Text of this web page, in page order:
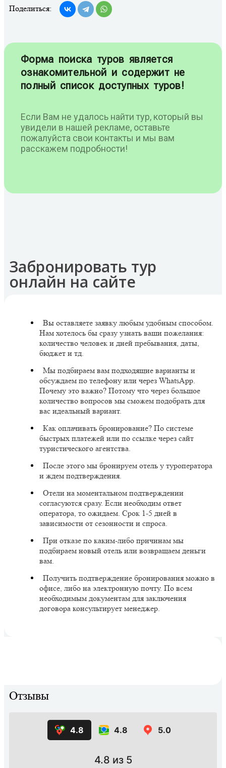
Поделиться:
Форма поиска туров является
ознакомительной и содержит не
полный список доступных туров!
Если Вам не удалось найти тур, который вы
увидели в нашей рекламе, оставьте
пожалуйста свои контакты и мы вам
расскажем подробности!
Забронировать тур
онлайн на сайте
Вы оставляете заявку любым удобным способом.
Нам хотелось бы сразу узнать ваши пожелания:
количество человек и дней пребывания, даты,
бюджет и тд.
Мы подбираем вам подходящие варианты и
обсуждаем по телефону или через WhatsApp.
Почему это важно? Потому что через большое
количество вопросов мы сможем подобрать для
вас идеальный вариант.
Как оплачивать бронирование? По системе
быстрых платежей или по ссылке через сайт
туристического агентства.
После этого мы бронируем отель у туроператора
и ждем подтверждения.
Отели на моментальном подтверждении
согласуются сразу. Если необходим ответ
оператора, то ожидаем. Срок 1-5 дней в
зависимости от сезонности и спроса.
При отказе по каким-либо причинам мы
подбираем новый отель или возвращаем деньги
вам.
Получить подтверждение бронирования можно в
офисе, либо на электронную почту. По всем
необходимым документам для заключения
договора консультирует менеджер.
Отзывы
4.8 4.8 5.0
4.8 из 5